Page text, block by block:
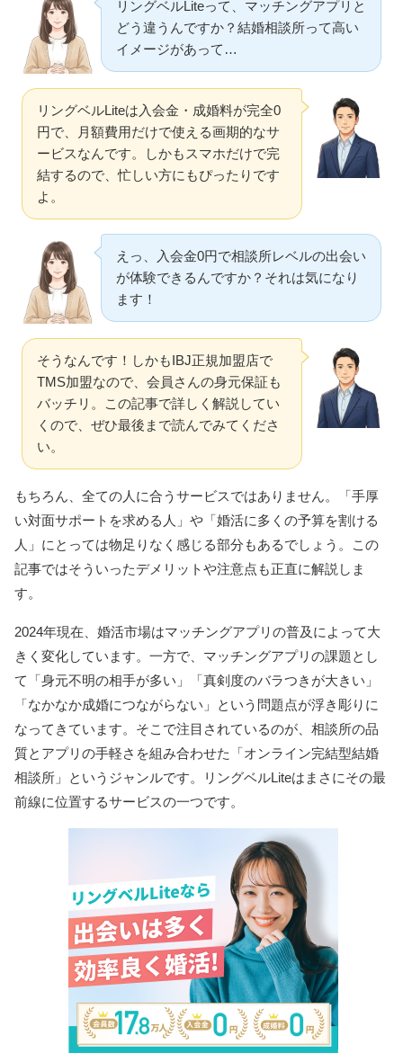
リングベルLiteって、マッチングアプリと
どう違うんですか？結婚相談所って高い
イメージがあって…
リングベルLiteは入会金・成婚料が完全0
円で、月額費用だけで使える画期的なサ
ービスなんです。しかもスマホだけで完
結するので、忙しい方にもぴったりです
よ。
えっ、入会金0円で相談所レベルの出会い
が体験できるんですか？それは気になり
ます！
そうなんです！しかもIBJ正規加盟店で
TMS加盟なので、会員さんの身元保証も
バッチリ。この記事で詳しく解説してい
くので、ぜひ最後まで読んでみてくださ
い。
もちろん、全ての人に合うサービスではありません。「手厚
い対面サポートを求める人」や「婚活に多くの予算を割ける
人」にとっては物足りなく感じる部分もあるでしょう。この
記事ではそういったデメリットや注意点も正直に解説しま
す。
2024年現在、婚活市場はマッチングアプリの普及によって大
きく変化しています。一方で、マッチングアプリの課題とし
て「身元不明の相手が多い」「真剣度のバラつきが大きい」
「なかなか成婚につながらない」という問題点が浮き彫りに
なってきています。そこで注目されているのが、相談所の品
質とアプリの手軽さを組み合わせた「オンライン完結型結婚
相談所」というジャンルです。リングベルLiteはまさにその最
前線に位置するサービスの一つです。